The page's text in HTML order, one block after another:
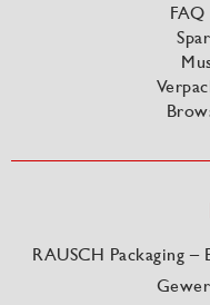
RAUSCH Packaging